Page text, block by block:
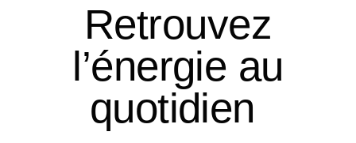
Retrouvez
l’énergie au
quotidien